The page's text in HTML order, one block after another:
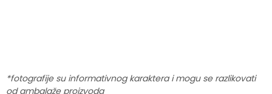
*fotografije su informativnog karaktera i mogu se razlikovati
od ambalaže proizvoda